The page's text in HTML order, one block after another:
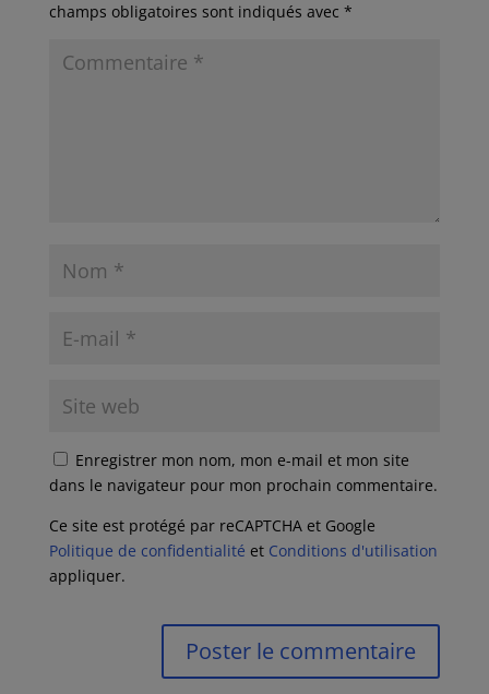
champs obligatoires sont indiqués avec *
Enregistrer mon nom, mon e-mail et mon site
dans le navigateur pour mon prochain commentaire.
Ce site est protégé par reCAPTCHA et Google
Politique de confidentialité et Conditions d'utilisation
appliquer.